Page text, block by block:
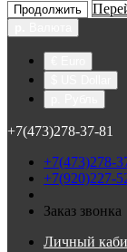
Продолжить
+7(473)278-37-81
+7(473)278-
+7(920)227-
Заказ звонка
Личный